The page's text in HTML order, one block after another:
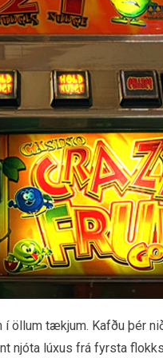
öllum tækjum. Kafðu þér
njóta lúxus frá fyrsta